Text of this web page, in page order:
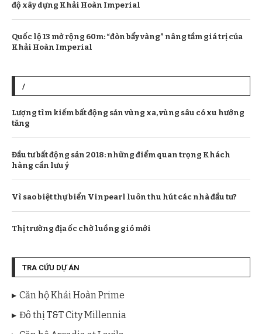
độ xây dựng Khải Hoàn Imperial
Quốc lộ 13 mở rộng 60m: “đòn bẩy vàng” nâng tầm giá trị của
Khải Hoàn Imperial
/
Lượng tìm kiếm bất động sản vùng xa, vùng sâu có xu hướng
tăng
Đầu tư bất động sản 2018: những điểm quan trọng Khách
hàng cần lưu ý
Vì sao biệt thự biển Vinpearl luôn thu hút các nhà đầu tư?
Thị trường địa ốc chờ luồng gió mới
TRA CỨU DỰ ÁN
Căn hộ Khải Hoàn Prime
Đô thị T&T City Millennia